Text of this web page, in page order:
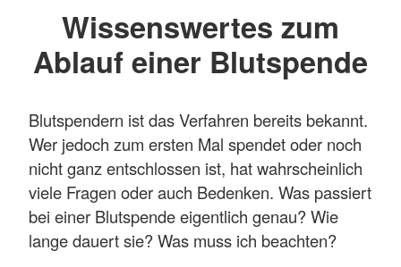
Wissenswertes zum
Ablauf einer Blutspende
Blutspendern ist das Verfahren bereits bekannt.
Wer jedoch zum ersten Mal spendet oder noch
nicht ganz entschlossen ist, hat wahrscheinlich
viele Fragen oder auch Bedenken. Was passiert
bei einer Blutspende eigentlich genau? Wie
lange dauert sie? Was muss ich beachten?